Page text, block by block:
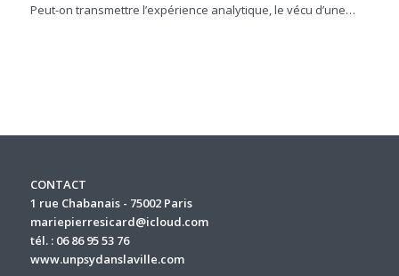
Peut-on transmettre l’expérience analytique, le vécu d’une…
CONTACT
1 rue Chabanais - 75002 Paris
mariepierresicard@icloud.com
tél. : 06 86 95 53 76
www.unpsydanslaville.com